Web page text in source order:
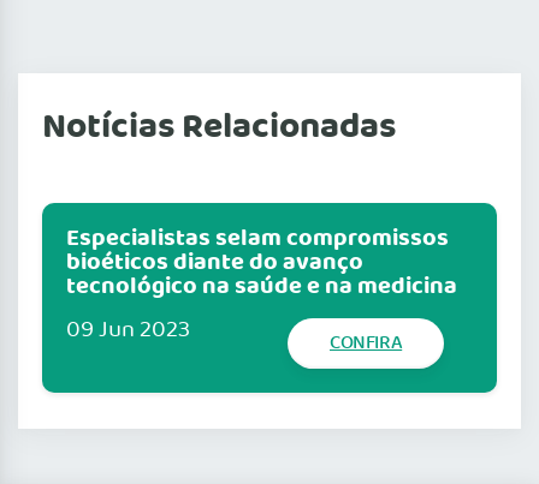
Notícias Relacionadas
Especialistas selam compromissos
bioéticos diante do avanço
tecnológico na saúde e na medicina
09 Jun 2023 CONFIRA